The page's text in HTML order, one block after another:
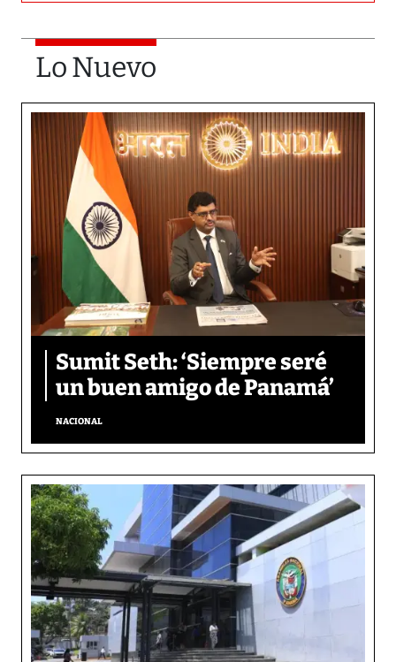
Lo Nuevo
Sumit Seth: ‘Siempre seré
un buen amigo de Panamá’
NACIONAL